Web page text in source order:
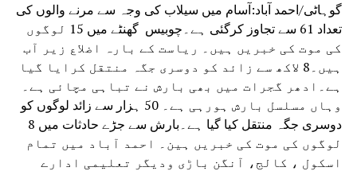
گوہاٹی/احمد آباد:آسام میں سیلاب کی وجہ سے مرنے والوں کی
تعداد 61 سے تجاوز کرگئی ہے۔چوبیس گھنٹے میں 15 لوگوں
کی موت کی خبریں ہیں۔ ریاست کے بارہ اضلاع زیر آب
ہیں۔8 لاکھ سے زائد کو دوسری جگہ منتقل کرایا گیا
ہے۔ادھر گجرات میں بھی بارش نے تباہی مچائی ہے۔
وہاں مسلسل بارش ہورہی ہے۔ 50 ہزار سے زائد لوگوں کو
دوسری جگہ منتقل کیا گیا ہے۔بارش سے جڑے حادثات میں 8
لوگوں کی موت کی خبریں ہین۔ احمد آباد میں تمام
اسکول ، کالج، آنگن باڑی ودیگر تعلیمی ادارے